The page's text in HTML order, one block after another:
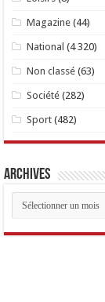
Magazine (44)
National (4 320)
Non classé (63)
Société (282)
Sport (482)
Archives
Archives